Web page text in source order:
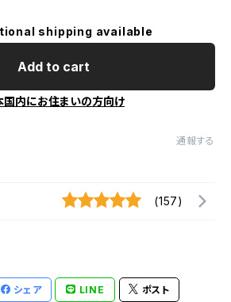
shipping available
Add to cart
国内にお住まいの方向け
通報する
(157)
シェア LINE ポスト